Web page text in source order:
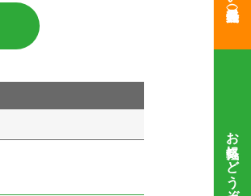
お気軽にどうぞ